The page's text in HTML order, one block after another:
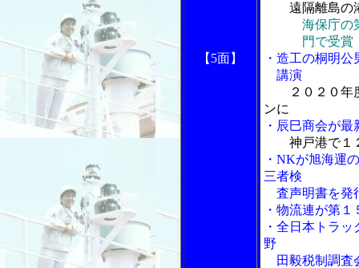
【5面】
遠隔離島の
海保庁の
門で受賞
・造工の桐明
講演
２０２０
ンに
・辰巳商会が
神戸港で１
・NKが旭海運
三者検
査声明書を発
・物流連が第
・全日本トラ
野
田毅税制調査